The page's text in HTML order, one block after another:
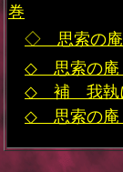
巻
◇ 思索の
◇ 思索の
◇ 補 我執
◇ 思索の